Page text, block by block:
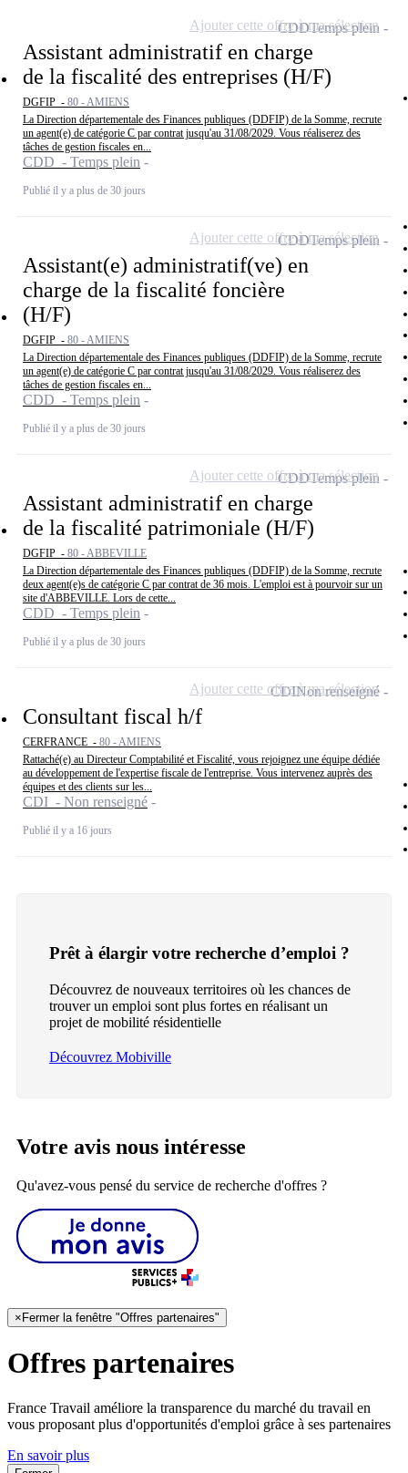
Assistant administratif en charge
de la fiscalité des entreprises (H/F)
DGFIP - 80 - AMIENS
La Direction départementale des Finances publiques (DDFIP) de la Somme, recrute
un agent(e) de catégorie C par contrat jusqu'au 31/08/2029. Vous réaliserez des
tâches de gestion fiscales en...
CDD - Temps plein
Publié il y a plus de 30 jours
CDDTemps plein
Ajouter cette offre à ma sélection
Assistant(e) administratif(ve) en
charge de la fiscalité foncière
(H/F)
DGFIP - 80 - AMIENS
La Direction départementale des Finances publiques (DDFIP) de la Somme, recrute
un agent(e) de catégorie C par contrat jusqu'au 31/08/2029. Vous réaliserez des
tâches de gestion fiscales en...
CDD - Temps plein
Publié il y a plus de 30 jours
CDDTemps plein
Ajouter cette offre à ma sélection
Assistant administratif en charge
de la fiscalité patrimoniale (H/F)
DGFIP - 80 - ABBEVILLE
La Direction départementale des Finances publiques (DDFIP) de la Somme, recrute
deux agent(e)s de catégorie C par contrat de 36 mois. L'emploi est à pourvoir sur un
site d'ABBEVILLE. Lors de cette...
CDD - Temps plein
Publié il y a plus de 30 jours
CDDTemps plein
Ajouter cette offre à ma sélection
Consultant fiscal h/f
CERFRANCE - 80 - AMIENS
Rattaché(e) au Directeur Comptabilité et Fiscalité, vous rejoignez une équipe dédiée
au développement de l'expertise fiscale de l'entreprise. Vous intervenez auprès des
équipes et des clients sur les...
CDI - Non renseigné
Publié il y a 16 jours
CDINon renseigné
Ajouter cette offre à ma sélection
Prêt à élargir votre recherche d’emploi ?
Découvrez de nouveaux territoires où les chances de
trouver un emploi sont plus fortes en réalisant un
projet de mobilité résidentielle
Découvrez Mobiville
Votre avis nous intéresse
Qu'avez-vous pensé du service de recherche d'offres ?
× Fermer la fenêtre "Offres partenaires"
Offres partenaires
France Travail améliore la transparence du marché du travail en
vous proposant plus d'opportunités d'emploi grâce à ses partenaires
En savoir plus